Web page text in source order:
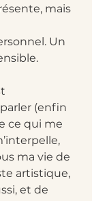
mais
Un
(enfin
ce qui me
ma vie de
artistique,
et de